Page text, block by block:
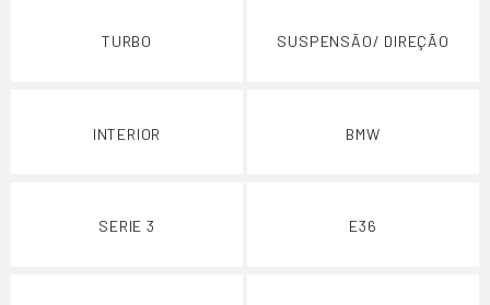
TURBO SUSPENSÃO/ DIREÇÃO
INTERIOR BMW
SERIE 3 E36